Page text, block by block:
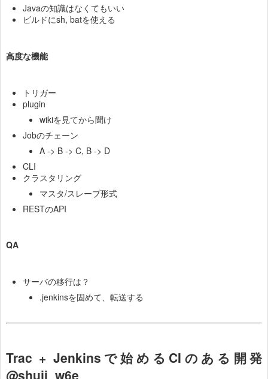
Javaの知識はなくてもいい
ビルドにsh, batを使える
高度な機能
トリガー
plugin
wikiを見てから聞け
Jobのチェーン
A -> B -> C, B -> D
CLI
クラスタリング
マスタ/スレーブ形式
RESTのAPI
QA
サーバの移行は？
.jenkinsを固めて、転送する
Trac + Jenkinsで始めるCIのある開発
@shuji_w6e